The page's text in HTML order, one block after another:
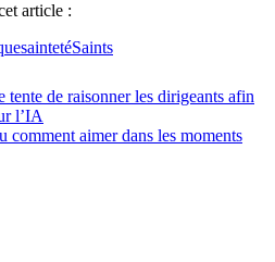
article :
saintetéSaints
tente de raisonner les dirigeants afin
l’IA
comment aimer dans les moments